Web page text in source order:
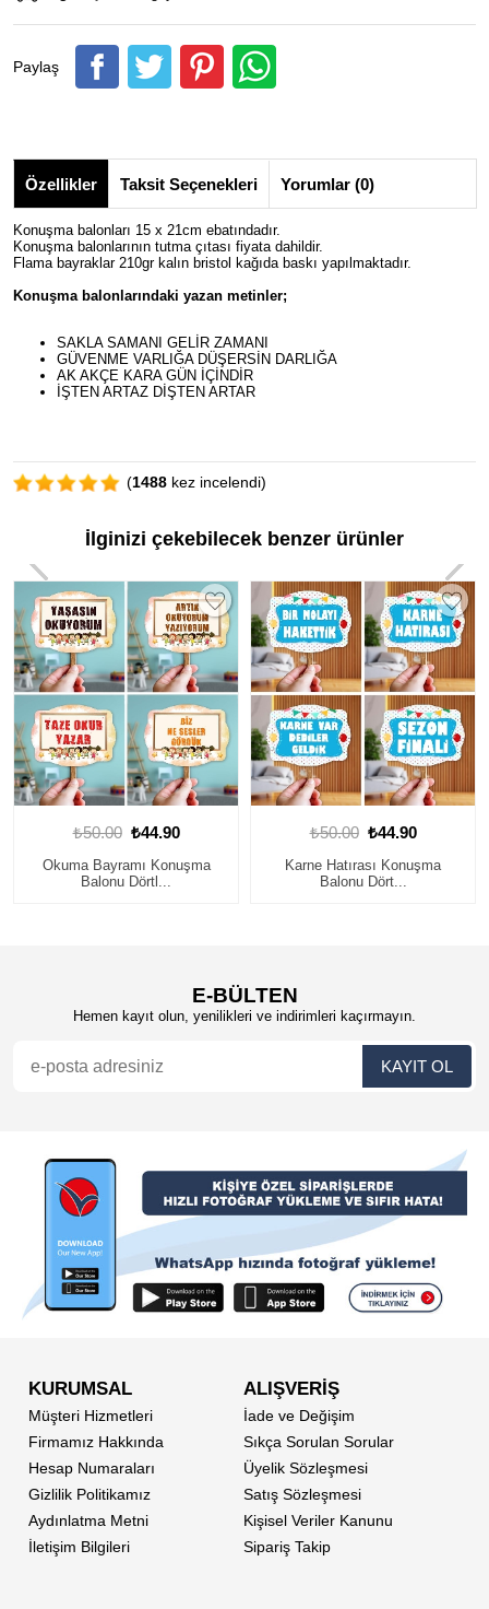
Paylaş
Özellikler Taksit Seçenekleri Yorumlar (0)
Konuşma balonları 15 x 21cm ebatındadır.
Konuşma balonlarının tutma çıtası fiyata dahildir.
Flama bayraklar 210gr kalın bristol kağıda baskı yapılmaktadır.
Konuşma balonlarındaki yazan metinler;
SAKLA SAMANI GELİR ZAMANI
GÜVENME VARLIĞA DÜŞERSİN DARLIĞA
AK AKÇE KARA GÜN İÇİNDİR
İŞTEN ARTAZ DİŞTEN ARTAR
(1488 kez incelendi)
İlginizi çekebilecek benzer ürünler
₺50.00 ₺44.90
Karne Hatırası Konuşma
Balonu Dört...
₺50.00 ₺44.90
Okula Başladım Konuşma
Balonu Dört...
E-BÜLTEN
Hemen kayıt olun, yenilikleri ve indirimleri kaçırmayın.
KURUMSAL
Müşteri Hizmetleri
Firmamız Hakkında
Hesap Numaraları
Gizlilik Politikamız
Aydınlatma Metni
İletişim Bilgileri
ALIŞVERİŞ
İade ve Değişim
Sıkça Sorulan Sorular
Üyelik Sözleşmesi
Satış Sözleşmesi
Kişisel Veriler Kanunu
Sipariş Takip